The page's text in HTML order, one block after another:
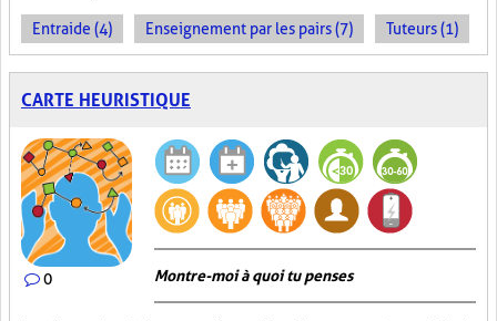
Entraide (4) Enseignement par les pairs (7) Tuteurs (1)
CARTE HEURISTIQUE
0 Montre-moi à quoi tu penses